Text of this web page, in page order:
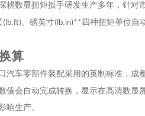
耕数显扭矩扳手研发生产多年，针对
(lb.ft)、磅英寸(lb.in)** 四种扭矩单位自
算
汽车零部件装配采用的英制标准，成
值会自动完成转换，显示在高清数
响生产。